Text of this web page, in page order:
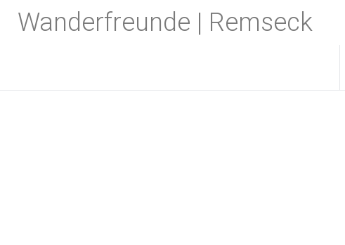
InhaltWanderfreunde | Remseck